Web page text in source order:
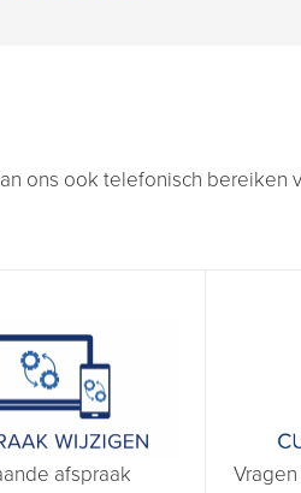
ons ook telefonisch bereiken
afspraak